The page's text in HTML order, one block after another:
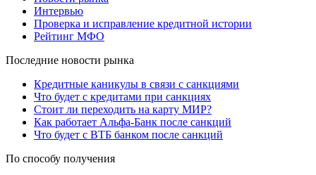
Интервью
Проверка и исправление кредитной истории
Рейтинг МФО
Последние новости рынка
Кредитные каникулы в связи с санкциями
Что будет с кредитами при санкциях
Стоит ли переходить на карту МИР?
Как работает Альфа-Банк после санкций
Что будет с ВТБ банком после санкций
По способу получения